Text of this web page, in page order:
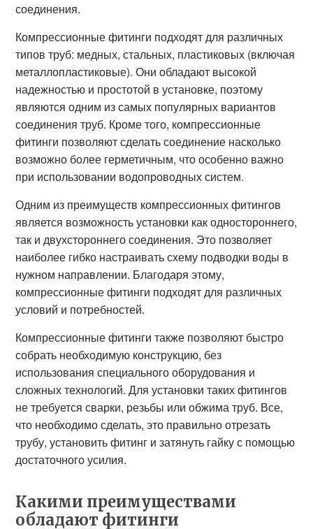
соединения.
Компрессионные фитинги подходят для различных
типов труб: медных, стальных, пластиковых (включая
металлопластиковые). Они обладают высокой
надежностью и простотой в установке, поэтому
являются одним из самых популярных вариантов
соединения труб. Кроме того, компрессионные
фитинги позволяют сделать соединение насколько
возможно более герметичным, что особенно важно
при использовании водопроводных систем.
Одним из преимуществ компрессионных фитингов
является возможность установки как одностороннего,
так и двухстороннего соединения. Это позволяет
наиболее гибко настраивать схему подводки воды в
нужном направлении. Благодаря этому,
компрессионные фитинги подходят для различных
условий и потребностей.
Компрессионные фитинги также позволяют быстро
собрать необходимую конструкцию, без
использования специального оборудования и
сложных технологий. Для установки таких фитингов
не требуется сварки, резьбы или обжима труб. Все,
что необходимо сделать, это правильно отрезать
трубу, установить фитинг и затянуть гайку с помощью
достаточного усилия.
Какими преимуществами
обладают фитинги